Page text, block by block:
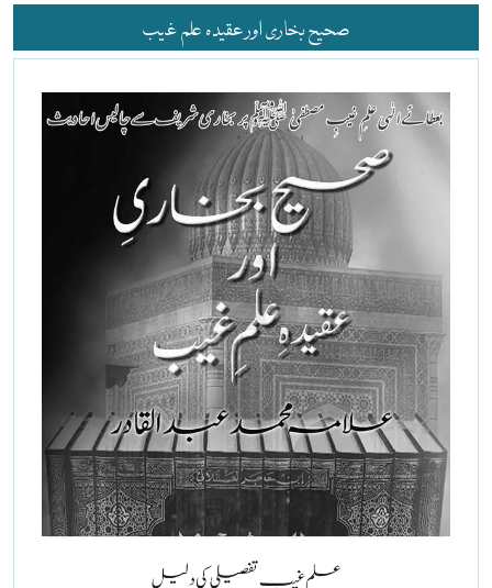
صحیح بخاری اور عقیدہ علم غیب